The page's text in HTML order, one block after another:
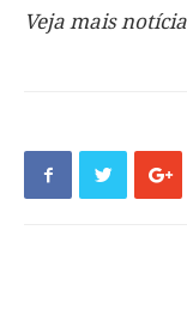
Veja mais